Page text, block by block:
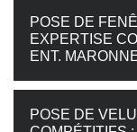
POSE DE
EXPERTISE
ENT.
POSE DE